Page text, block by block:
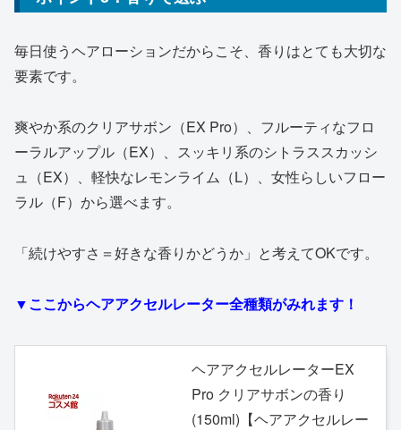
毎日使うヘアローションだからこそ、香りはとても大切な
要素です。
爽やか系のクリアサボン（EX Pro）、フルーティなフロ
ーラルアップル（EX）、スッキリ系のシトラススカッシ
ュ（EX）、軽快なレモンライム（L）、女性らしいフロー
ラル（F）から選べます。
「続けやすさ＝好きな香りかどうか」と考えてOKです。
▼ここからヘアアクセルレーター全種類がみれます！
ヘアアクセルレーターEX
Pro クリアサボンの香り
(150ml)【ヘアアクセルレー